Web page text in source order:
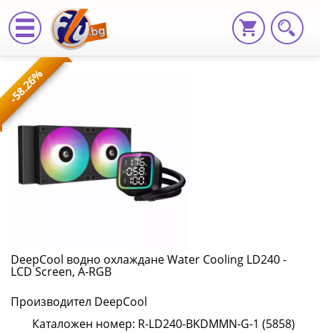
DeepCool
водно
охлаждане
Water
Cooling
LD240
LCD
Screen,
A-
-58.26%
DeepCool водно охлаждане Water Cooling LD240 -
LCD Screen, A-RGB
Производител DeepCool
Каталожен номер: R-LD240-BKDMMN-G-1 (5858)